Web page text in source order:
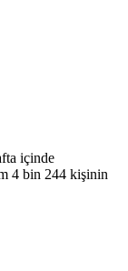
içinde
4 bin 244 kişinin